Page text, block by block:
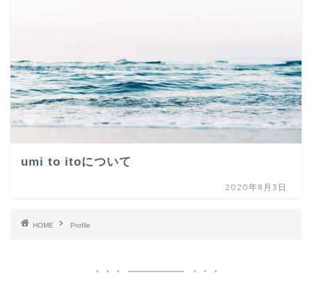
umi to itoについて
2020年8月3日
HOME Profile